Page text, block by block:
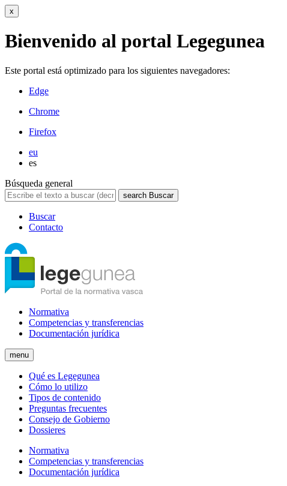
x
Bienvenido al portal Legegunea
Este portal está optimizado para los siguientes navegadores:
Edge
Chrome
Firefox
eu
es
Búsqueda general
search Buscar
Buscar
Contacto
Normativa
Competencias y transferencias
Documentación jurídica
menu
Qué es Legegunea
Cómo lo utilizo
Tipos de contenido
Preguntas frecuentes
Consejo de Gobierno
Dossieres
Normativa
Competencias y transferencias
Documentación jurídica